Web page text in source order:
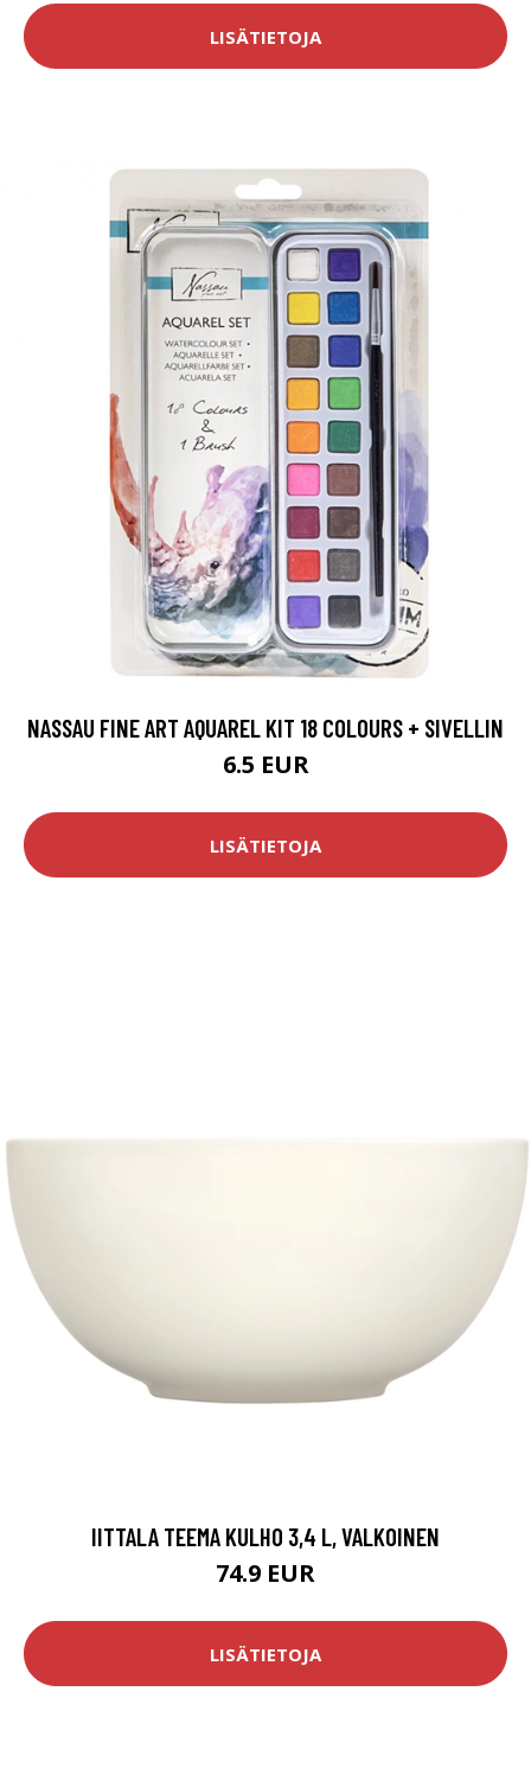
LISÄTIETOJA
NASSAU FINE ART AQUAREL KIT 18 COLOURS + SIVELLIN
6.5 EUR
LISÄTIETOJA
IITTALA TEEMA KULHO 3,4 L, VALKOINEN
74.9 EUR
LISÄTIETOJA